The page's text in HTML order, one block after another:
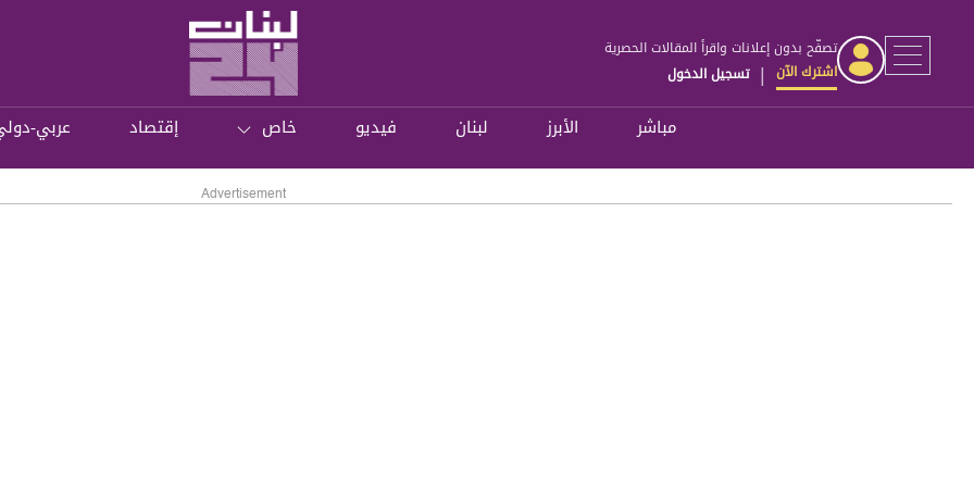
تصفّح بدون إعلانات واقرأ المقالات الحصرية
اشترك الآن | تسجيل الدخول
مباشر الأبرز لبنان فيديو خاص إقتصاد عربي-
Advertisement